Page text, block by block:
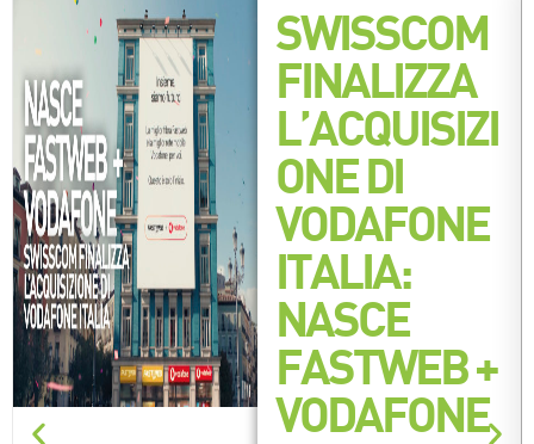
SWISSCOM
FINALIZZA
L’ACQUISIZI
ONE DI
VODAFONE
ITALIA:
NASCE
FASTWEB +
VODAFONE